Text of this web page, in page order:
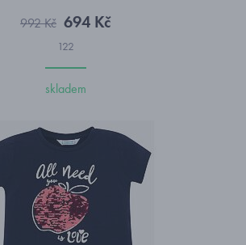
992 Kč 694 Kč
122
skladem